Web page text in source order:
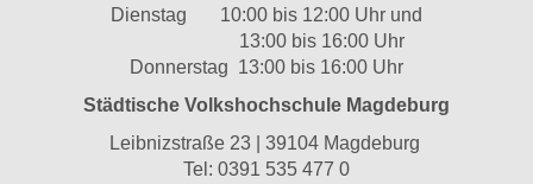
Dienstag 10:00 bis 12:00 Uhr und
13:00 bis 16:00 Uhr
Donnerstag 13:00 bis 16:00 Uhr
Städtische Volkshochschule Magdeburg
Leibnizstraße 23 | 39104 Magdeburg
Tel: 0391 535 477 0